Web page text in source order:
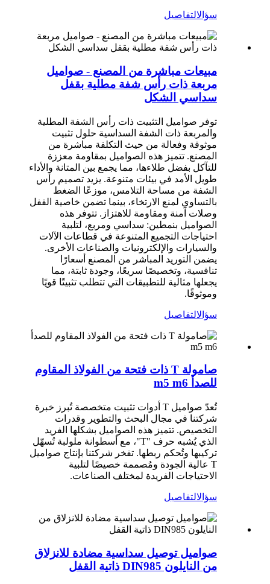
سؤالالتفاصيل
مبيعات مباشرة من المصنع - صواميل
مربعة ذات رأس شفة مطلية بقفل
سداسي الشكل
توفر صواميل التثبيت ذات رأس الشفة المطلية
والمربعة ذات الشفة السداسية حلول تثبيت
موثوقة وفعالة من حيث التكلفة مباشرة من
المصنع. تتميز هذه الصواميل بمقاومة معززة
للتآكل بفضل طلاءها، مما يجمع بين المتانة والأداء
طويل الأمد في بيئات متنوعة. يزيد تصميم رأس
الشفة من مساحة التلامس، موزعًا الضغط
بالتساوي لمنع الارتخاء، بينما تضمن خاصية القفل
وصلات آمنة ومقاومة للاهتزاز. تتوفر هذه
الصواميل بنمطين: سداسي ومربع، لتلبية
احتياجات التجميع المتنوعة في قطاعات الآلات
والسيارات والإلكترونيات والصناعات الأخرى.
يضمن التوريد المباشر من المصنع أسعارًا
تنافسية، وتخصيصًا سريعًا، وجودة ثابتة، مما
يجعلها مثالية للتطبيقات التي تتطلب تثبيتًا قويًا
وموثوقًا.
سؤالالتفاصيل
صامولة T ذات فتحة من الفولاذ المقاوم
للصدأ m5 m6
تُعدّ صواميل T أدوات تثبيت متخصصة تُبرز خبرة
شركتنا في مجال البحث والتطوير وقدرات
التخصيص. تتميز هذه الصواميل بشكلها الفريد
الذي يُشبه حرف "T"، مع أسطوانة ملولبة تُسهّل
تركيبها وتُحكم ربطها. تفخر شركتنا بإنتاج صواميل
T عالية الجودة ومُصممة خصيصًا لتلبية
الاحتياجات الفريدة لمختلف الصناعات.
سؤالالتفاصيل
صواميل توصيل سداسية مضادة للانزلاق
من النايلون DIN985 ذاتية القفل